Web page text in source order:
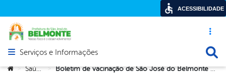
Acesso
Abrir menu principal de navegação
Serviços e Informações
Você está aqui:
> Saúde > Boletim de vacinação de São José do Belmonte – 02/05/2021
ACESSIBILIDADE